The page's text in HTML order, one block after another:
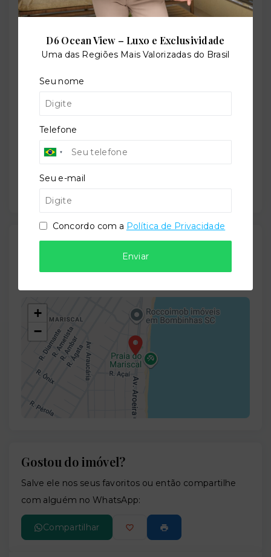
Perfil:
Situação:
Em construção
Previsão de entrega:
30/06/2029
Localização
+
−
Gostou do imóvel?
Salve ele nos seus favoritos ou então compartilhe
com alguém no WhatsApp:
Compartilhar
D6 Ocean View – Luxo e Exclusividade
Uma das Regiões Mais Valorizadas do Brasil
Seu nome
Telefone
Seu e-mail
Concordo com a Política de Privacidade
Enviar